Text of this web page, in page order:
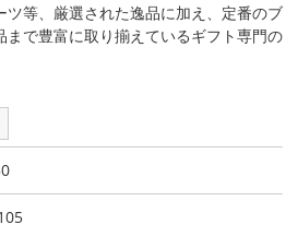
ツ等、厳選された逸品に加え、定番のブ
まで豊富に取り揃えているギフト専門の